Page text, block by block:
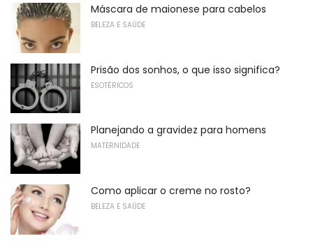
Máscara de maionese para cabelos
BELEZA E SAÚDE
Prisão dos sonhos, o que isso significa?
ESOTÉRICOS
Planejando a gravidez para homens
MATERNIDADE
Como aplicar o creme no rosto?
BELEZA E SAÚDE